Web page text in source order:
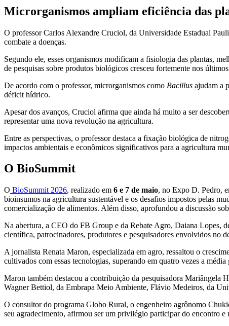
Microrganismos ampliam eficiência das
O professor Carlos Alexandre Cruciol, da Universidade Estadual
combate a doenças.
Segundo ele, esses organismos modificam a fisiologia das plantas,
de pesquisas sobre produtos biológicos cresceu fortemente nos
De acordo com o professor, microrganismos como Bacillus ajudam a
déficit hídrico.
Apesar dos avanços, Cruciol afirma que ainda há muito a ser
representar uma nova revolução na agricultura.
Entre as perspectivas, o professor destaca a fixação biológica de
impactos ambientais e econômicos significativos para a agricultura
O BioSummit
O BioSummit 2026, realizado em 6 e 7 de maio, no Expo D. Pedro,
bioinsumos na agricultura sustentável e os desafios impostos pelas
comercialização de alimentos. Além disso, aprofundou a discussão
Na abertura, a CEO do FB Group e da Rebate Agro, Daiana Lopes,
científica, patrocinadores, produtores e pesquisadores envolvidos no
A jornalista Renata Maron, especializada em agro, ressaltou o
cultivados com essas tecnologias, superando em quatro vezes a
Maron também destacou a contribuição da pesquisadora Mariângela
Wagner Bettiol, da Embrapa Meio Ambiente, Flávio Medeiros, da
O consultor do programa Globo Rural, o engenheiro agrônomo
seu agradecimento, afirmou ser um privilégio participar do encontro e